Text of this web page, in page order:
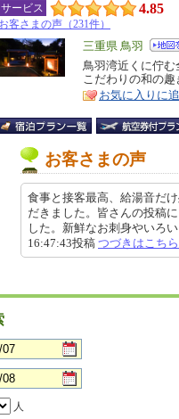
サービス 4.85
お客さまの声（231件）
エ
リ
ア
三重県 鳥羽
特
徴
鳥羽湾近くに佇
こだわりの和の
お気に入りに
お客さまの声
食事と接客最高、給湯音だ
だきました。皆さんの投稿
した。新鮮なお刺身やいろ
16:47:43投稿 つづきはこちら
人